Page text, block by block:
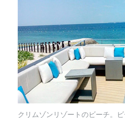
クリムゾンリゾートのビーチ。